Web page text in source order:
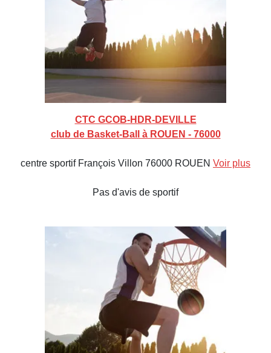
CTC GCOB-HDR-DEVILLE
club de Basket-Ball à ROUEN - 76000
centre sportif François Villon 76000 ROUEN Voir plus
Pas d'avis de sportif